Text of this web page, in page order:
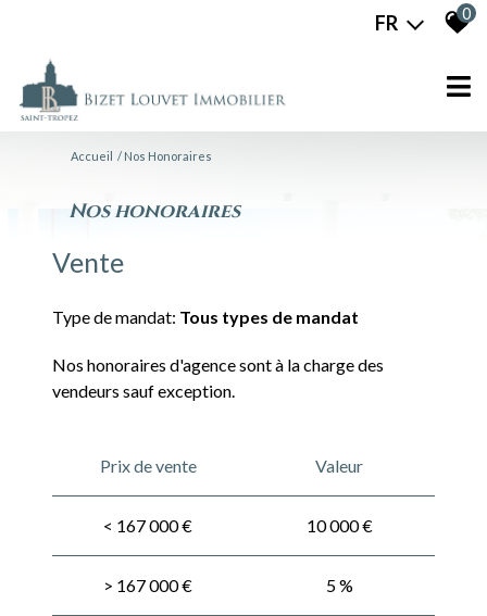
FR 0
Accueil Nos Honoraires
nos honoraires
Vente
Type de mandat: Tous types de mandat
Nos honoraires d'agence sont à la charge des
vendeurs sauf exception.
Prix de vente Valeur
< 167 000 € 10 000 €
> 167 000 € 5 %